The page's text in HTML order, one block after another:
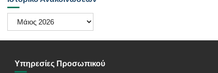
Ιστορικό
Ανακοινώσεων
Υπηρεσίες Προσωπικού